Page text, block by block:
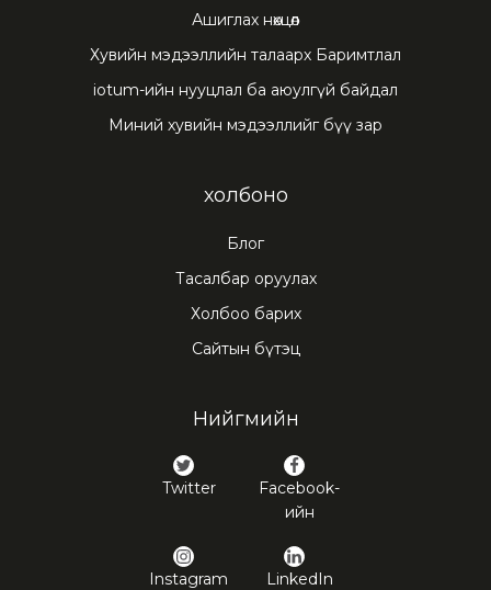
Ашиглах нөхцөл
Хувийн мэдээллийн талаарх Баримтлал
iotum-ийн нууцлал ба аюулгүй байдал
Миний хувийн мэдээллийг бүү зар
холбоно
Блог
Тасалбар оруулах
Холбоо барих
Сайтын бүтэц
Нийгмийн
Twitter
Facebook-
ийн
Instagram LinkedIn